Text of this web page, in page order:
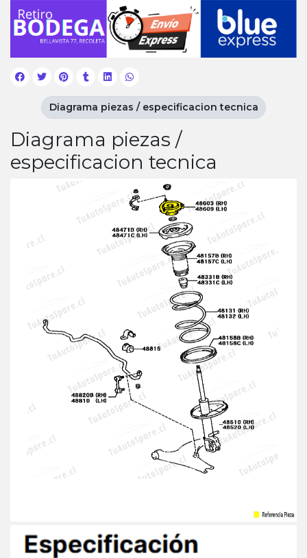
Diagrama piezas /
especificacion tecnica
Diagrama piezas / especificacion tecnica